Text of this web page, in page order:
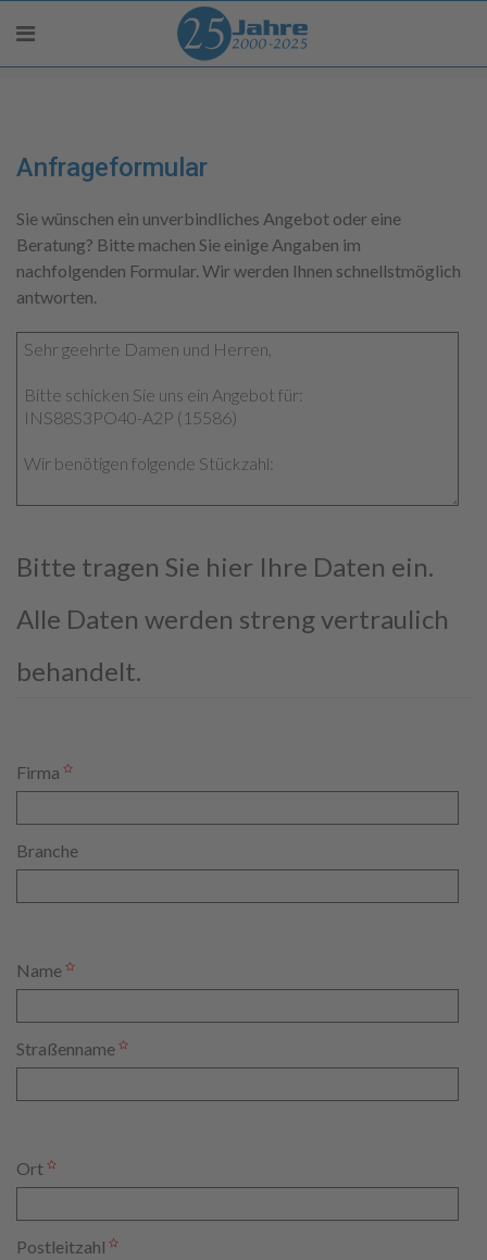
Anfrageformular
Sie wünschen ein unverbindliches Angebot oder eine
Beratung? Bitte machen Sie einige Angaben im
nachfolgenden Formular. Wir werden Ihnen schnellstmöglich
antworten.
Bitte tragen Sie hier Ihre Daten ein.
Alle Daten werden streng vertraulich
behandelt.
Firma
Branche
Name
Straßenname
Ort
Postleitzahl